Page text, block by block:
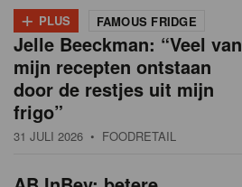
+ PLUS FAMOUS FRIDGE
Jelle Beeckman: “Veel van
mijn recepten ontstaan
door de restjes uit mijn
frigo”
31 JULI 2026 • FOODRETAIL